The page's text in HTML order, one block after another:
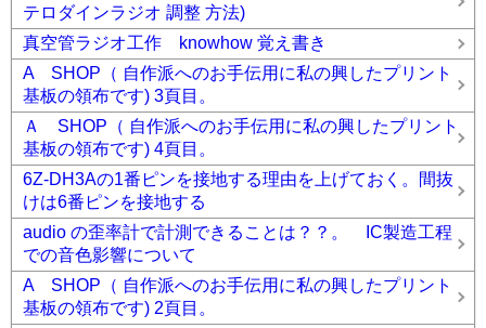
テロダインラジオ 調整 方法)
真空管ラジオ工作 knowhow 覚え書き
A SHOP（ 自作派へのお手伝用に私の興したプリント
基板の領布です) 3頁目。
Ａ SHOP（ 自作派へのお手伝用に私の興したプリント
基板の領布です) 4頁目。
6Z-DH3Aの1番ピンを接地する理由を上げておく。間抜
けは6番ピンを接地する
audio の歪率計で計測できることは？？。 IC製造工程
での音色影響について
A SHOP（ 自作派へのお手伝用に私の興したプリント
基板の領布です) 2頁目。